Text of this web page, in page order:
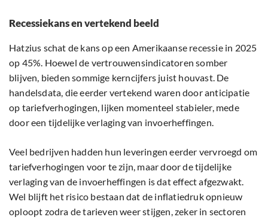
Recessiekans en vertekend beeld
Hatzius schat de kans op een Amerikaanse recessie in 2025
op 45%. Hoewel de vertrouwensindicatoren somber
blijven, bieden sommige kerncijfers juist houvast. De
handelsdata, die eerder vertekend waren door anticipatie
op tariefverhogingen, lijken momenteel stabieler, mede
door een tijdelijke verlaging van invoerheffingen.
Veel bedrijven hadden hun leveringen eerder vervroegd om
tariefverhogingen voor te zijn, maar door de tijdelijke
verlaging van de invoerheffingen is dat effect afgezwakt.
Wel blijft het risico bestaan dat de inflatiedruk opnieuw
oploopt zodra de tarieven weer stijgen, zeker in sectoren